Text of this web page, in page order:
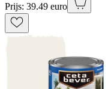
Prijs: 39.49 euro